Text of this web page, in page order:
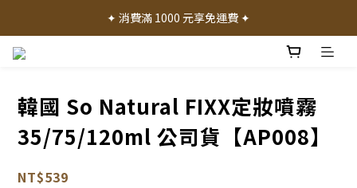
✦ 加入會員就送 50 元購物禮金 ✦
✦ 消費滿 1000 元享免運費 ✦
韓國 So Natural FIXX定妝噴霧
35/75/120ml 公司貨【AP008】
NT$539